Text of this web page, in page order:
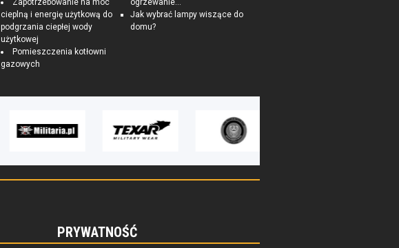
Zapotrzebowanie na moc
cieplną i energię użytkową do
podgrzania ciepłej wody
użytkowej
Pomieszczenia kotłowni
gazowych
ogrzewanie...
Jak wybrać lampy wiszące do
domu?
PRYWATNOŚĆ